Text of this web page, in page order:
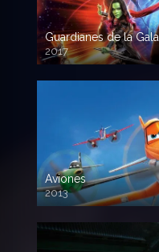
Guardianes de la
2017
720p HD
Aviones
2013
720 HD